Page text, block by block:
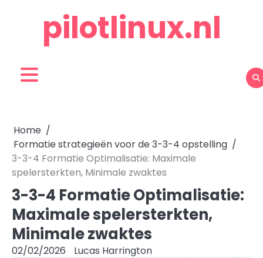
pilotlinux.nl
Home
Formatie strategieën voor de 3-3-4 opstelling
3-3-4 Formatie Optimalisatie: Maximale
spelersterkten, Minimale zwaktes
3-3-4 Formatie Optimalisatie:
Maximale spelersterkten,
Minimale zwaktes
02/02/2026 Lucas Harrington